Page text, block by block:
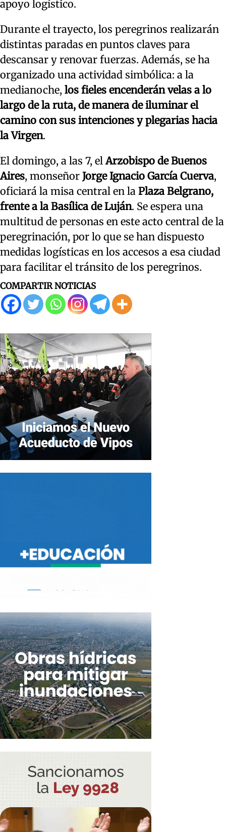
apoyo logístico.
Durante el trayecto, los peregrinos realizarán
distintas paradas en puntos claves para
descansar y renovar fuerzas. Además, se ha
organizado una actividad simbólica: a la
medianoche, los fieles encenderán velas a lo
largo de la ruta, de manera de iluminar el
camino con sus intenciones y plegarias hacia
la Virgen.
El domingo, a las 7, elArzobispo de Buenos
Aires, monseñor Jorge Ignacio García Cuerva,
oficiará la misa central en la Plaza Belgrano,
frente a la Basílica de Luján. Se espera una
multitud de personas en este acto central de la
peregrinación, por lo que se han dispuesto
medidas logísticas en los accesos a esa ciudad
para facilitar el tránsito de los peregrinos.
COMPARTIR NOTICIAS